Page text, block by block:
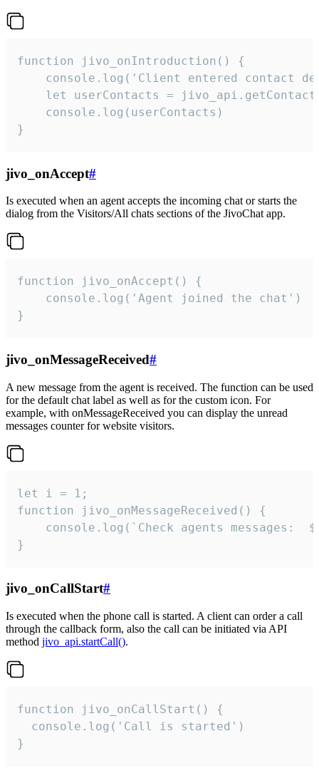
function jivo_onIntroduction() {
console.log('Client entered contact
let userContacts =
    console.log(userContacts)
}
jivo_onAccept#
Is executed when an agent accepts the incoming chat or starts the
dialog from the Visitors/All chats sections of the JivoChat app.
function jivo_onAccept() {
}
jivo_onMessageReceived#
A new message from the agent is received. The function can be used
for the default chat label as well as for the custom icon. For
example, with onMessageReceived you can display the unread
messages counter for website visitors.
let i = 1;
function jivo_onMessageReceived() {
}
jivo_onCallStart#
Is executed when the phone call is started. A client can order a call
through the callback form, also the call can be initiated via API
method jivo_api.startCall().
function jivo_onCallStart() {
  console.log('Call is started')
}